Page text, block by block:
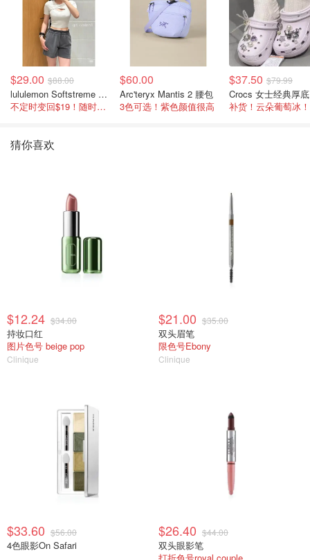
$29.00 $88.00
lululemon Softstreme 女士高腰短裤 10cm
不定时变回$19！随时点进来看
$60.00
Arc'teryx Mantis 2 腰包
3色可选！紫色颜值很高
$37.50 $79.99
补货！云朵葡萄冰！
猜你喜欢
$12.24 $34.00
持妆口红
图片色号 beige pop
Clinique
$21.00 $35.00
双头眉笔
限色号Ebony
Clinique
$33.60 $56.00
4色眼影On Safari
$26.40 $44.00
双头眼影笔